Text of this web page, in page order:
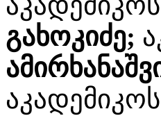
გახოკიძე;